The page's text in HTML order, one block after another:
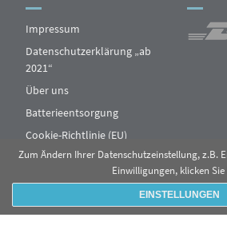
Impressum
Datenschutzerklärung „ab
2021“
Über uns
Batterieentsorgung
Cookie-Richtlinie (EU)
Zum Ändern Ihrer Datenschutzeinstellung, z.B.
Einwilligungen, klicken
EINSTELLUNGEN